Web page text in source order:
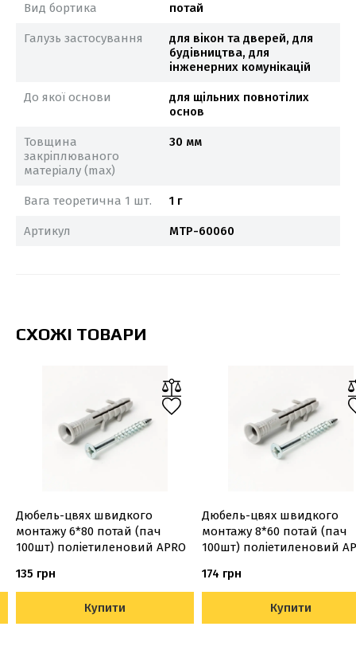
Вид бортика потай
Галузь застосування
для вікон та дверей, для
будівництва, для
інженерних комунікацій
До якої основи
для щільних повнотілих
основ
Товщина
закріплюваного
матеріалу (max)
30 мм
Вага теоретична 1 шт. 1 г
Артикул MTP-60060
СХОЖІ ТОВАРИ
Дюбель-цвях швидкого
монтажу 6*80 потай (пач
100шт) поліетиленовий APRO
135 грн
Купити
Дюбель-цвях швидкого
монтажу 8*60 потай (пач
100шт) поліетиленовий
174 грн
Купити